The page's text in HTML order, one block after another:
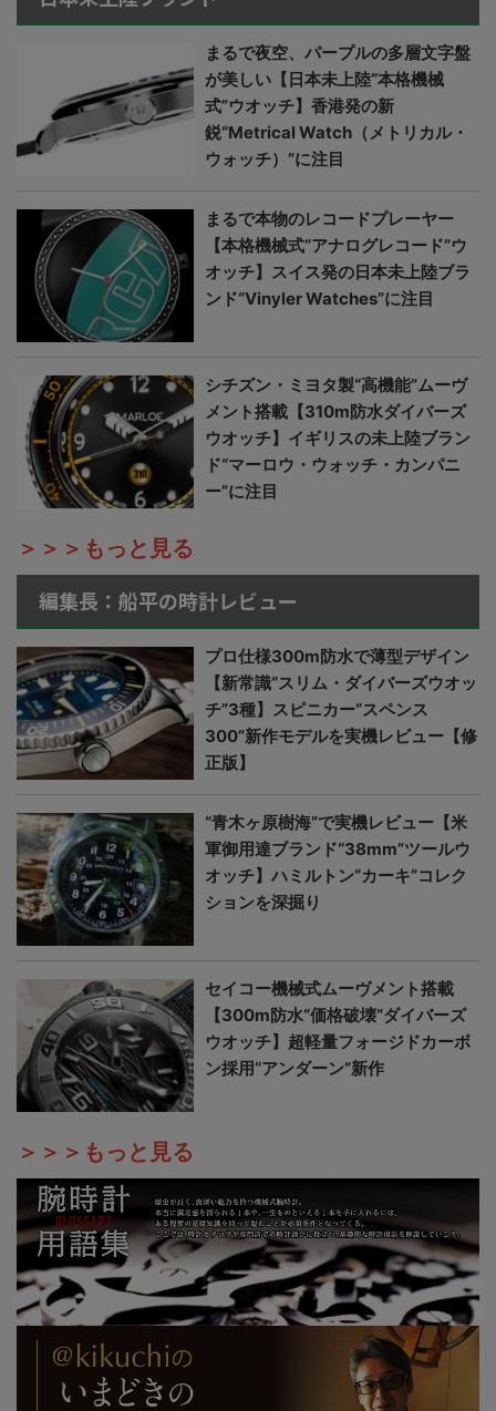
まるで夜空、パープルの多層文字盤
が美しい【日本未上陸“本格機械
式”ウオッチ】香港発の新
鋭“Metrical Watch（メトリカル・
ウォッチ）”に注目
まるで本物のレコードプレーヤー
【本格機械式“アナログレコード”ウ
オッチ】スイス発の日本未上陸ブラ
ンド“Vinyler Watches”に注目
シチズン・ミヨタ製“高機能”ムーヴ
メント搭載【310m防水ダイバーズ
ウオッチ】イギリスの未上陸ブラン
ド“マーロウ・ウォッチ・カンパニ
ー”に注目
＞＞＞もっと見る
編集長：船平の時計レビュー
プロ仕様300m防水で薄型デザイン
【新常識“スリム・ダイバーズウオッ
チ”3種】スピニカー“スペンス
300”新作モデルを実機レビュー【修
正版】
“青木ヶ原樹海”で実機レビュー【米
軍御用達ブランド“38mm”ツールウ
オッチ】ハミルトン“カーキ”コレク
ションを深掘り
セイコー機械式ムーヴメント搭載
【300m防水“価格破壊”ダイバーズ
ウオッチ】超軽量フォージドカーボ
ン採用“アンダーン”新作
＞＞＞もっと見る